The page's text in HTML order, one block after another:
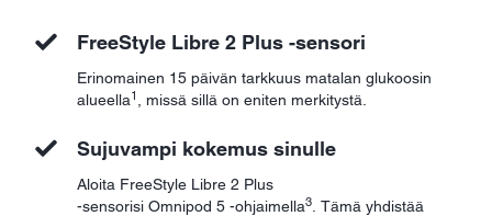
FreeStyle Libre 2 Plus -sensori
Erinomainen 15 päivän tarkkuus matalan glukoosin
alueella1 , missä sillä on eniten merkitystä.
Sujuvampi kokemus sinulle
Aloita FreeStyle Libre 2 Plus
-sensorisi Omnipod 5 -ohjaimella3 . Tämä yhdistää